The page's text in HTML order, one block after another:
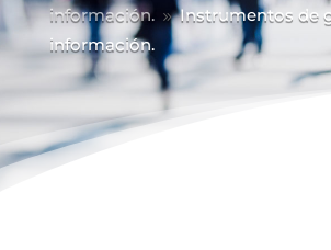
información. 9 Instrumentos de
información.